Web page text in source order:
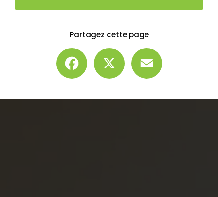
Partagez cette page
Facebook